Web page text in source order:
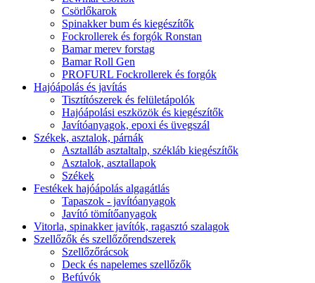
Csörlőkarok
Spinakker bum és kiegészítők
Fockrollerek és forgók Ronstan
Bamar merev forstag
Bamar Roll Gen
PROFURL Fockrollerek és forgók
Hajóápolás és javítás
Tisztítószerek és felületápolók
Hajóápolási eszközök és kiegészítők
Javítóanyagok, epoxi és üvegszál
Székek, asztalok, párnák
Asztalláb asztaltalp, székláb kiegészítők
Asztalok, asztallapok
Székek
Festékek hajóápolás algagátlás
Tapaszok - javítóanyagok
Javító tömítőanyagok
Vitorla, spinakker javítók, ragasztó szalagok
Szellőzők és szellőzőrendszerek
Szellőzőrácsok
Deck és napelemes szellőzők
Befúvók